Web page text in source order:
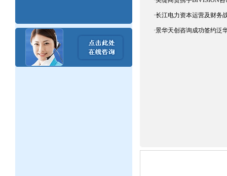
·长江电力资本运营及财务
·景华天创咨询成功签约泛